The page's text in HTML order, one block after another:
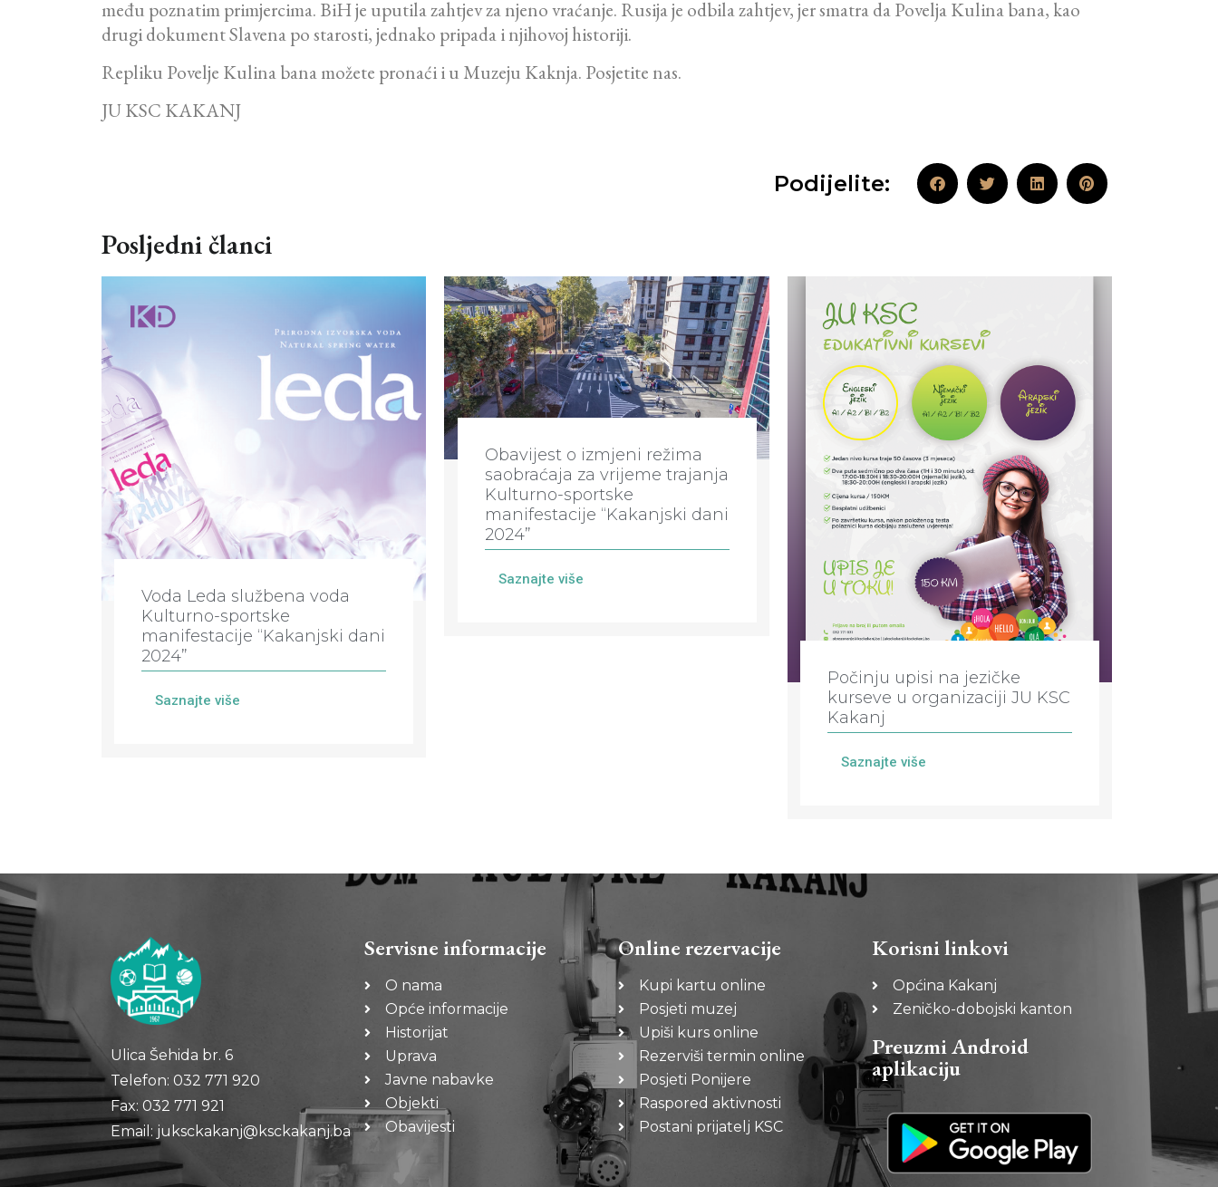
među poznatim primjercima. BiH je uputila zahtjev za njeno vraćanje. Rusija je odbila zahtjev, jer smatra da Povelja Kulina bana, kao
drugi dokument Slavena po starosti, jednako pripada i njihovoj historiji.
Repliku Povelje Kulina bana možete pronaći i u Muzeju Kaknja. Posjetite nas.
JU KSC KAKANJ
Podijelite:
Posljedni članci
Voda Leda službena voda
Kulturno-sportske
manifestacije “Kakanjski dani
2024”
Saznajte više
Obavijest o izmjeni režima
saobraćaja za vrijeme trajanja
Kulturno-sportske
manifestacije “Kakanjski dani
2024”
Saznajte više
Počinju upisi na jezičke
kurseve u organizaciji JU KSC
Kakanj
Saznajte više
Ulica Šehida br. 6
Telefon: 032 771 920
Fax: 032 771 921
Email: juksckakanj@ksckakanj.ba
Servisne informacije
O nama
Opće informacije
Historijat
Uprava
Javne nabavke
Objekti
Obavijesti
Online rezervacije
Kupi kartu online
Posjeti muzej
Upiši kurs online
Rezerviši termin online
Posjeti Ponijere
Raspored aktivnosti
Postani prijatelj KSC
Korisni linkovi
Općina Kakanj
Zeničko-dobojski kanton
Preuzmi Android
aplikaciju